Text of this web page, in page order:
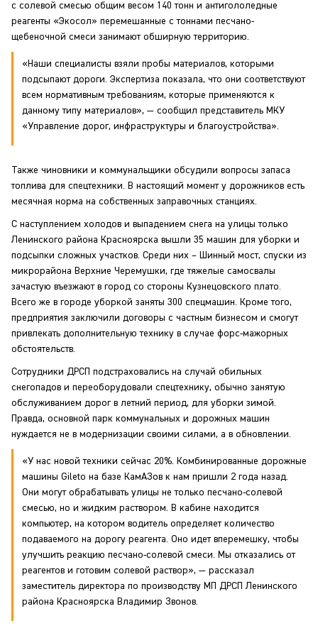
с солевой смесью общим весом 140 тонн и антигололедные
реагенты «Экосол» перемешанные с тоннами песчано-
щебеночной смеси занимают обширную территорию.
«Наши специалисты взяли пробы материалов, которыми
подсыпают дороги. Экспертиза показала, что они соответствуют
всем нормативным требованиям, которые применяются к
данному типу материалов», — сообщил представитель МКУ
«Управление дорог, инфраструктуры и благоустройства».
Также чиновники и коммунальщики обсудили вопросы запаса
топлива для спецтехники. В настоящий момент у дорожников есть
месячная норма на собственных заправочных станциях.
С наступлением холодов и выпадением снега на улицы только
Ленинского района Красноярска вышли 35 машин для уборки и
подсыпки сложных участков. Среди них – Шинный мост, спуски из
микрорайона Верхние Черемушки, где тяжелые самосвалы
зачастую въезжают в город со стороны Кузнецовского плато.
Всего же в городе уборкой заняты 300 спецмашин. Кроме того,
предприятия заключили договоры с частным бизнесом и смогут
привлекать дополнительную технику в случае форс-мажорных
обстоятельств.
Сотрудники ДРСП подстраховались на случай обильных
снегопадов и переоборудовали спецтехнику, обычно занятую
обслуживанием дорог в летний период, для уборки зимой.
Правда, основной парк коммунальных и дорожных машин
нуждается не в модернизации своими силами, а в обновлении.
«У нас новой техники сейчас 20%. Комбинированные дорожные
машины Gileto на базе КамАЗов к нам пришли 2 года назад.
Они могут обрабатывать улицы не только песчано-солевой
смесью, но и жидким раствором. В кабине находится
компьютер, на котором водитель определяет количество
подаваемого на дорогу реагента. Оно идет вперемешку, чтобы
улучшить реакцию песчано-солевой смеси. Мы отказались от
реагентов и готовим солевой раствор», — рассказал
заместитель директора по производству МП ДРСП Ленинского
района Красноярска Владимир Звонов.